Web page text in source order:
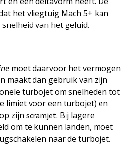
het vliegtuig Mach 5+ kan
van het geluid.
moet daarvoor het vermogen
maakt dan gebruik van zijn
turbojet om snelheden tot
limiet voor een turbojet) en
zijn scramjet. Bij lagere
om te kunnen landen, moet
naar de turbojet.